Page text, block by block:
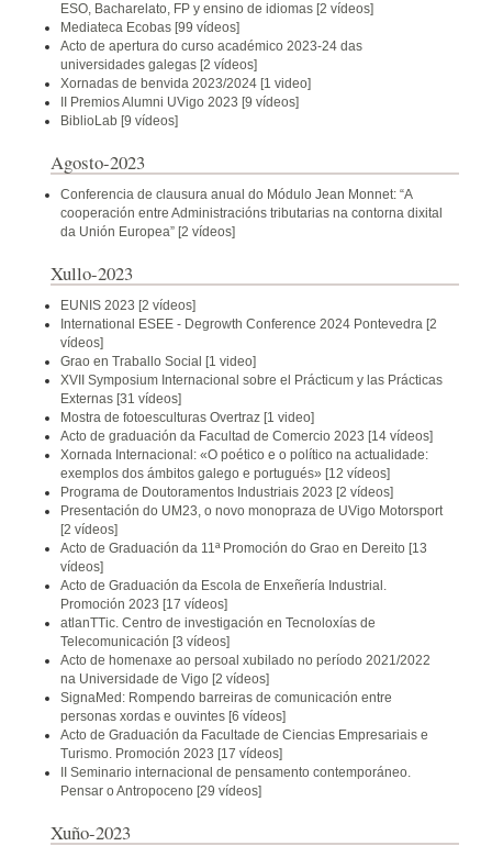
ESO, Bacharelato, FP y ensino de idiomas [2 vídeos]
Mediateca Ecobas [99 vídeos]
Acto de apertura do curso académico 2023-24 das
universidades galegas [2 vídeos]
Xornadas de benvida 2023/2024 [1 video]
II Premios Alumni UVigo 2023 [9 vídeos]
BiblioLab [9 vídeos]
Agosto-2023
Conferencia de clausura anual do Módulo Jean Monnet: “A
cooperación entre Administracións tributarias na contorna dixital
da Unión Europea” [2 vídeos]
Xullo-2023
EUNIS 2023 [2 vídeos]
International ESEE - Degrowth Conference 2024 Pontevedra [2
vídeos]
Grao en Traballo Social [1 video]
XVII Symposium Internacional sobre el Prácticum y las Prácticas
Externas [31 vídeos]
Mostra de fotoesculturas Overtraz [1 video]
Acto de graduación da Facultad de Comercio 2023 [14 vídeos]
Xornada Internacional: «O poético e o político na actualidade:
exemplos dos ámbitos galego e portugués» [12 vídeos]
Programa de Doutoramentos Industriais 2023 [2 vídeos]
Presentación do UM23, o novo monopraza de UVigo Motorsport
[2 vídeos]
Acto de Graduación da 11ª Promoción do Grao en Dereito [13
vídeos]
Acto de Graduación da Escola de Enxeñería Industrial.
Promoción 2023 [17 vídeos]
atlanTTic. Centro de investigación en Tecnoloxías de
Telecomunicación [3 vídeos]
Acto de homenaxe ao persoal xubilado no período 2021/2022
na Universidade de Vigo [2 vídeos]
SignaMed: Rompendo barreiras de comunicación entre
personas xordas e ouvintes [6 vídeos]
Acto de Graduación da Facultade de Ciencias Empresariais e
Turismo. Promoción 2023 [17 vídeos]
II Seminario internacional de pensamento contemporáneo.
Pensar o Antropoceno [29 vídeos]
Xuño-2023